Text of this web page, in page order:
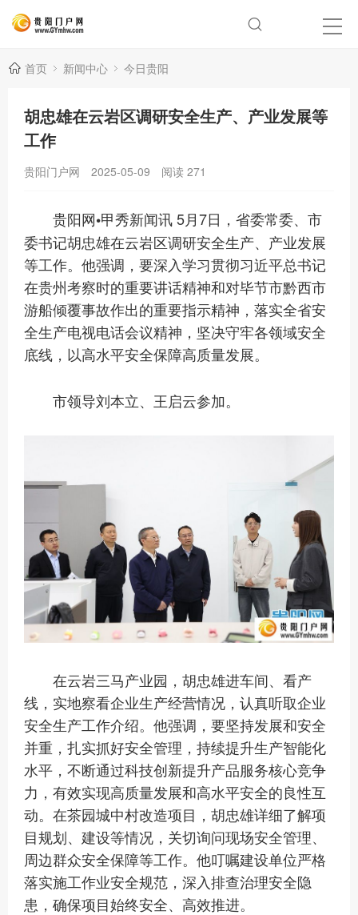
首页 新闻中心 今日贵阳
胡忠雄在云岩区调研安全生产、产业发展等
工作
贵阳门户网 2025-05-09 阅读 271
贵阳网•甲秀新闻讯5月7日，省委常委、市
委书记胡忠雄在云岩区调研安全生产、产业发展
等工作。他强调，要深入学习贯彻习近平总书记
在贵州考察时的重要讲话精神和对毕节市黔西市
游船倾覆事故作出的重要指示精神，落实全省安
全生产电视电话会议精神，坚决守牢各领域安全
底线，以高水平安全保障高质量发展。
市领导刘本立、王启云参加。
在云岩三马产业园，胡忠雄进车间、看产
线，实地察看企业生产经营情况，认真听取企业
安全生产工作介绍。他强调，要坚持发展和安全
并重，扎实抓好安全管理，持续提升生产智能化
水平，不断通过科技创新提升产品服务核心竞争
力，有效实现高质量发展和高水平安全的良性互
动。在茶园城中村改造项目，胡忠雄详细了解项
目规划、建设等情况，关切询问现场安全管理、
周边群众安全保障等工作。他叮嘱建设单位严格
落实施工作业安全规范，深入排查治理安全隐
患，确保项目始终安全、高效推进。